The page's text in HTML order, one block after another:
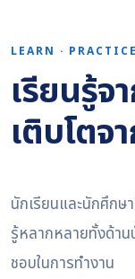
LEARN ·
เรียนรู้จ
เติบโตจ
นักเรียนและนักศึกษ
รู้หลากหลายทั้งด้า
ชอบในการทำงาน